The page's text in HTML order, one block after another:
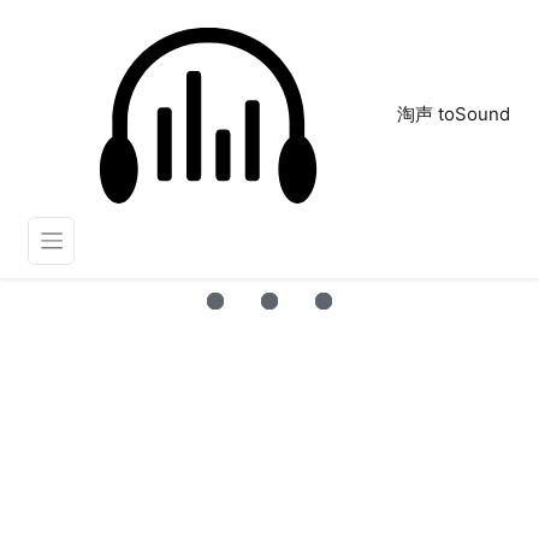
淘声 toSound
电动座椅
正在为您搜索声音资源